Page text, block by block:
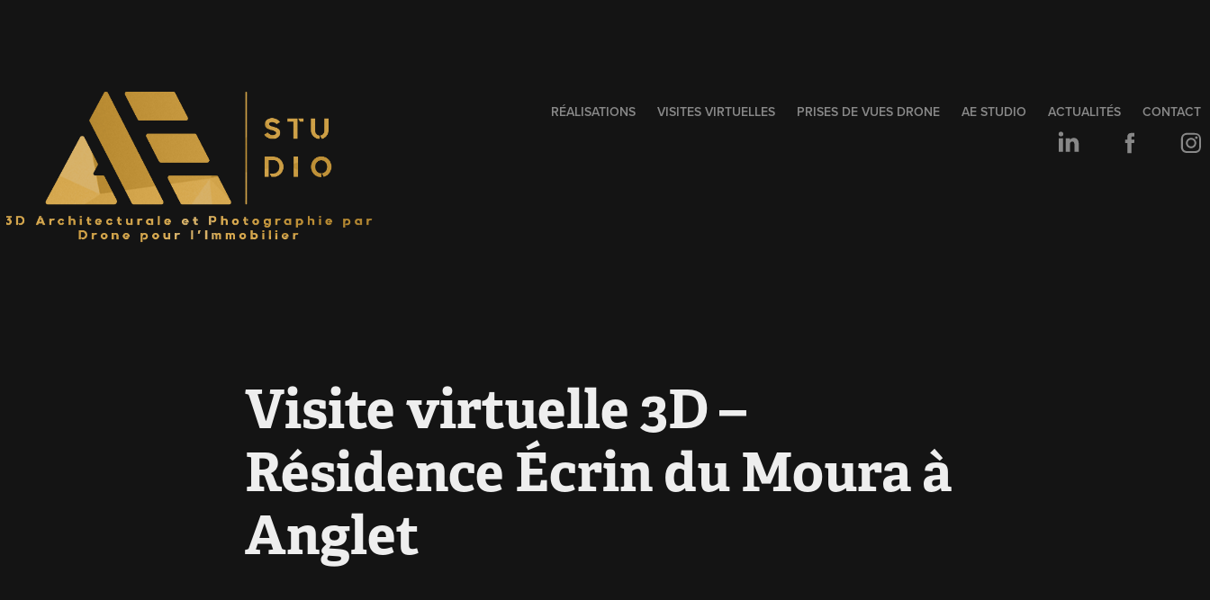
RÉALISATIONS VISITES VIRTUELLES PRISES DE VUES DRONE AE STUDIO ACTUALITÉS CONTACT
Visite virtuelle 3D –
Résidence Écrin du Moura à
Anglet